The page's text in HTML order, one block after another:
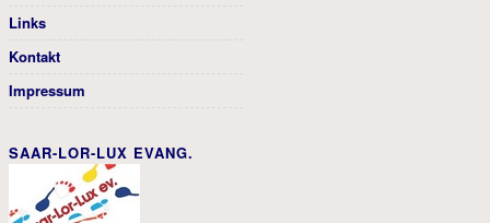
Links
Kontakt
Impressum
SAAR-LOR-LUX EVANG.